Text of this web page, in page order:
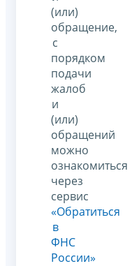
(или)
обращение,
с
порядком
подачи
жалоб
и
(или)
обращений
можно
ознакомиться
через
сервис
«Обратиться
в
ФНС
России»